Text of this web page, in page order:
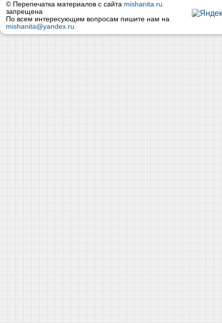
© Перепечатка материалов с сайта mishanita.ru
запрещена
По всем интересующим вопросам пишите нам на
mishanita@yandex.ru